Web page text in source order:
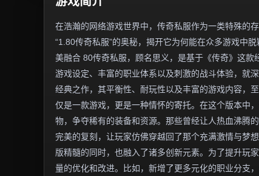
在浩瀚的网络游戏世界中，传奇私服作为一类特殊的
“1.80传奇私服”的奥秘，揭开它为何能在众多游戏中
美融合 80传奇私服，顾名思义，是基于《传奇》这
游戏设定、丰富的职业体系以及刺激的战斗体验，就
经典之作，其平衡性、耐玩性以及丰富的游戏内容，
仅是一款游戏，更是一种情怀的寄托。在这个版本中
物，争夺稀有的装备和资源。那些曾经让人热血沸腾
完美的复刻，让玩家仿佛穿越回了那个充满激情与梦
版精髓的同时，也融入了诸多创新元素。为了提升玩
量的优化和改进。比如，新增了更多元化的职业分支